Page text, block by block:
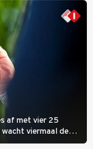
af met vier 25
viermaal de
des Anglais krijgt